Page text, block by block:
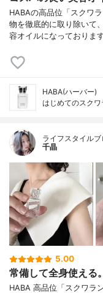
HABAの高品位「スクワ
物を徹底的に取り除いて
容オイルになっておりま
HABA(ハーバー)
はじめてのスクワ
ライフスタイル
千晶
5.00
常備して全身使える
HABA 高品位「スクワラ